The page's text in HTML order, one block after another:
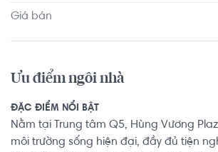
Giá bán
Ưu điểm ngôi nhà
ĐẶC ĐIỂM NỔI BẬT
Nằm tại Trung tâm Q5, Hùng Vương
môi trường sống hiện đại, đầy đủ tiện